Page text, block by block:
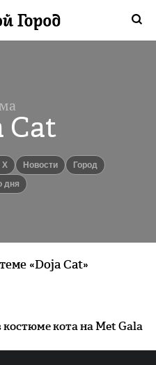
Cat
X новости
город
дня
«Doja Cat»
кота на Met Gala